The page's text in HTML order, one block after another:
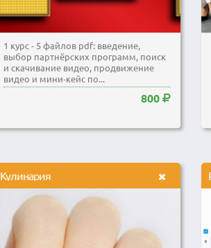
1 курс - 5 файлов pdf: введение,
выбор партнёрских программ, поиск
и скачивание видео, продвижение
видео и мини-кейс по...
800
Кулинария